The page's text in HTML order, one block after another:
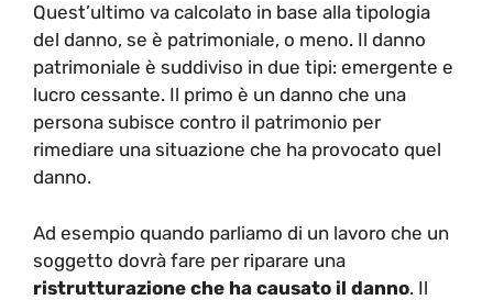
Quest’ultimo va calcolato in base alla tipologia
del danno, se è patrimoniale, o meno. Il danno
patrimoniale è suddiviso in due tipi: emergente e
lucro cessante. Il primo è un danno che una
persona subisce contro il patrimonio per
rimediare una situazione che ha provocato quel
danno.
Ad esempio quando parliamo di un lavoro che un
soggetto dovrà fare per riparare una
ristrutturazione che ha causato il danno. Il